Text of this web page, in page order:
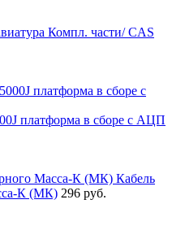
Компл. части/ CAS
платформа в сборе с АЦП
Кабель
К (МК) 296 руб.